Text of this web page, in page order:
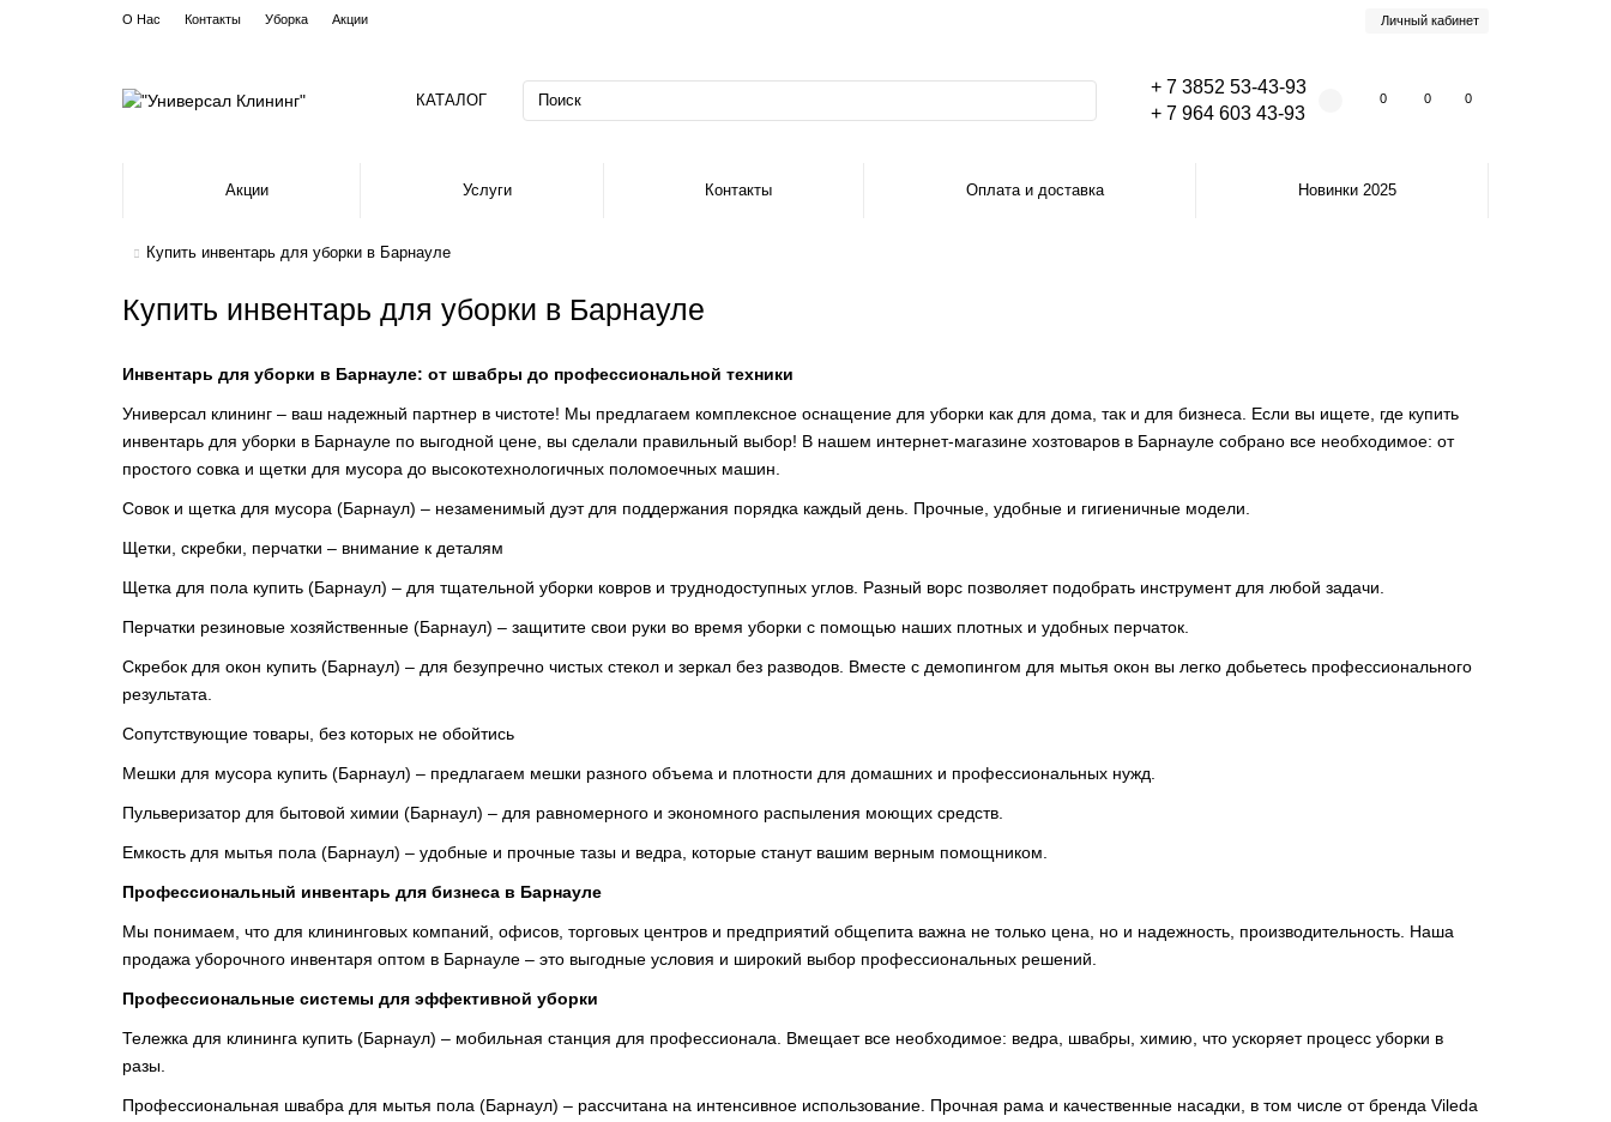
О Нас Контакты Уборка Акции Личный кабинет
КАТАЛОГ
+ 7 3852 53-43-93
+ 7 964 603 43-93
0 0 0
Акции Услуги Контакты Оплата и доставка Новинки 2025
Купить инвентарь для уборки в Барнауле
Купить инвентарь для уборки в Барнауле
Инвентарь для уборки в Барнауле: от швабры до профессиональной техники
Универсал клининг – ваш надежный партнер в чистоте! Мы предлагаем комплексное оснащение для уборки как для дома, так и для бизнеса. Если вы ищете, где купить
инвентарь для уборки в Барнауле по выгодной цене, вы сделали правильный выбор! В нашем интернет-магазине хозтоваров в Барнауле собрано все необходимое: от
простого совка и щетки для мусора до высокотехнологичных поломоечных машин.
Совок и щетка для мусора (Барнаул) – незаменимый дуэт для поддержания порядка каждый день. Прочные, удобные и гигиеничные модели.
Щетки, скребки, перчатки – внимание к деталям
Щетка для пола купить (Барнаул) – для тщательной уборки ковров и труднодоступных углов. Разный ворс позволяет подобрать инструмент для любой задачи.
Перчатки резиновые хозяйственные (Барнаул) – защитите свои руки во время уборки с помощью наших плотных и удобных перчаток.
Скребок для окон купить (Барнаул) – для безупречно чистых стекол и зеркал без разводов. Вместе с демопингом для мытья окон вы легко добьетесь профессионального
результата.
Сопутствующие товары, без которых не обойтись
Мешки для мусора купить (Барнаул) – предлагаем мешки разного объема и плотности для домашних и профессиональных нужд.
Пульверизатор для бытовой химии (Барнаул) – для равномерного и экономного распыления моющих средств.
Емкость для мытья пола (Барнаул) – удобные и прочные тазы и ведра, которые станут вашим верным помощником.
Профессиональный инвентарь для бизнеса в Барнауле
Мы понимаем, что для клининговых компаний, офисов, торговых центров и предприятий общепита важна не только цена, но и надежность, производительность. Наша
продажа уборочного инвентаря оптом в Барнауле – это выгодные условия и широкий выбор профессиональных решений.
Профессиональные системы для эффективной уборки
Тележка для клининга купить (Барнаул) – мобильная станция для профессионала. Вмещает все необходимое: ведра, швабры, химию, что ускоряет процесс уборки в
разы.
Профессиональная швабра для мытья пола (Барнаул) – рассчитана на интенсивное использование. Прочная рама и качественные насадки, в том числе от бренда Vileda